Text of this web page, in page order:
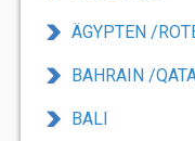
ÄGYPTEN /
BAHRAIN /
BALI